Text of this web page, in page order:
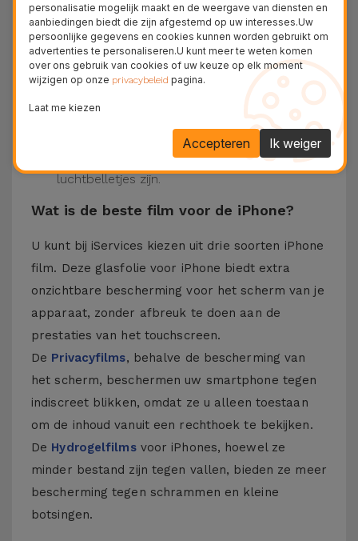
Het is vrij eenvoudig om een film op je iPhone te
plaatsen. Bij iServices zijn onzeglasfilmsvoor
iPhone hebben ze een kit die dit proces nog
makkelijker maakt.
Zorg ervoor dat het scherm van je iPhone
schoon is. Gebruik dan het droge doek en de
beschikbare stickers.
Plaats de film op de iPhone, druk van het
midden naar de zijkanten, waardoor er geen
luchtbelletjes zijn.
Wat is de beste film voor de iPhone?
U kunt bij iServices kiezen uit drie soorten iPhone
film. Deze glasfolie voor iPhone biedt extra
onzichtbare bescherming voor het scherm van je
apparaat, zonder afbreuk te doen aan de
prestaties van het touchscreen.
De Privacyfilms, behalve de bescherming van
het scherm, beschermen uw smartphone tegen
indiscreet blikken, omdat ze u alleen toestaan
om de inhoud vanuit een rechthoek te bekijken.
De Hydrogelfilmsvoor iPhones, hoewel ze
minder bestand zijn tegen vallen, bieden ze meer
bescherming tegen schrammen en kleine
botsingen.
personalisatie mogelijk maakt en de weergave van diensten en
aanbiedingen biedt die zijn afgestemd op uw interesses.Uw
persoonlijke gegevens en cookies kunnen worden gebruikt om
advertenties te personaliseren.U kunt meer te weten komen
over ons gebruik van cookies of uw keuze op elk moment
wijzigen op onze privacybeleid pagina.
Laat me kiezen
Ik weiger
Accepteren